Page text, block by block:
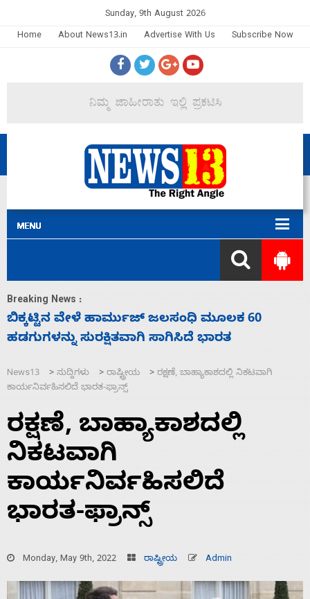
Sunday, 9th August 2026
Home
About News13.in Advertise With Us Subscribe Now
Breaking News :
ನಾಗೇಂದ್ರ ರಾಜೀನಾಮೆ ಕೊಡದಿದ್ದರೆ ಸದನ ನಡೆಸಲು
ಬಿಡೆವು: ಛಲವಾದಿ ನಾರಾಯಣಸ್ವಾಮಿ
News13 > ಸುದ್ದಿಗಳು > ರಾಷ್ಟ್ರೀಯ > ರಕ್ಷಣೆ, ಬಾಹ್ಯಾಕಾಶದಲ್ಲಿ ನಿಕಟವಾಗಿ
ಕಾರ್ಯನಿರ್ವಹಿಸಲಿದೆ ಭಾರತ-ಫ್ರಾನ್ಸ್
ರಕ್ಷಣೆ, ಬಾಹ್ಯಾಕಾಶದಲ್ಲಿ
ನಿಕಟವಾಗಿ
ಕಾರ್ಯನಿರ್ವಹಿಸಲಿದೆ
ಭಾರತ-ಫ್ರಾನ್ಸ್
Monday, May 9th, 2022 ರಾಷ್ಟ್ರೀಯ Admin